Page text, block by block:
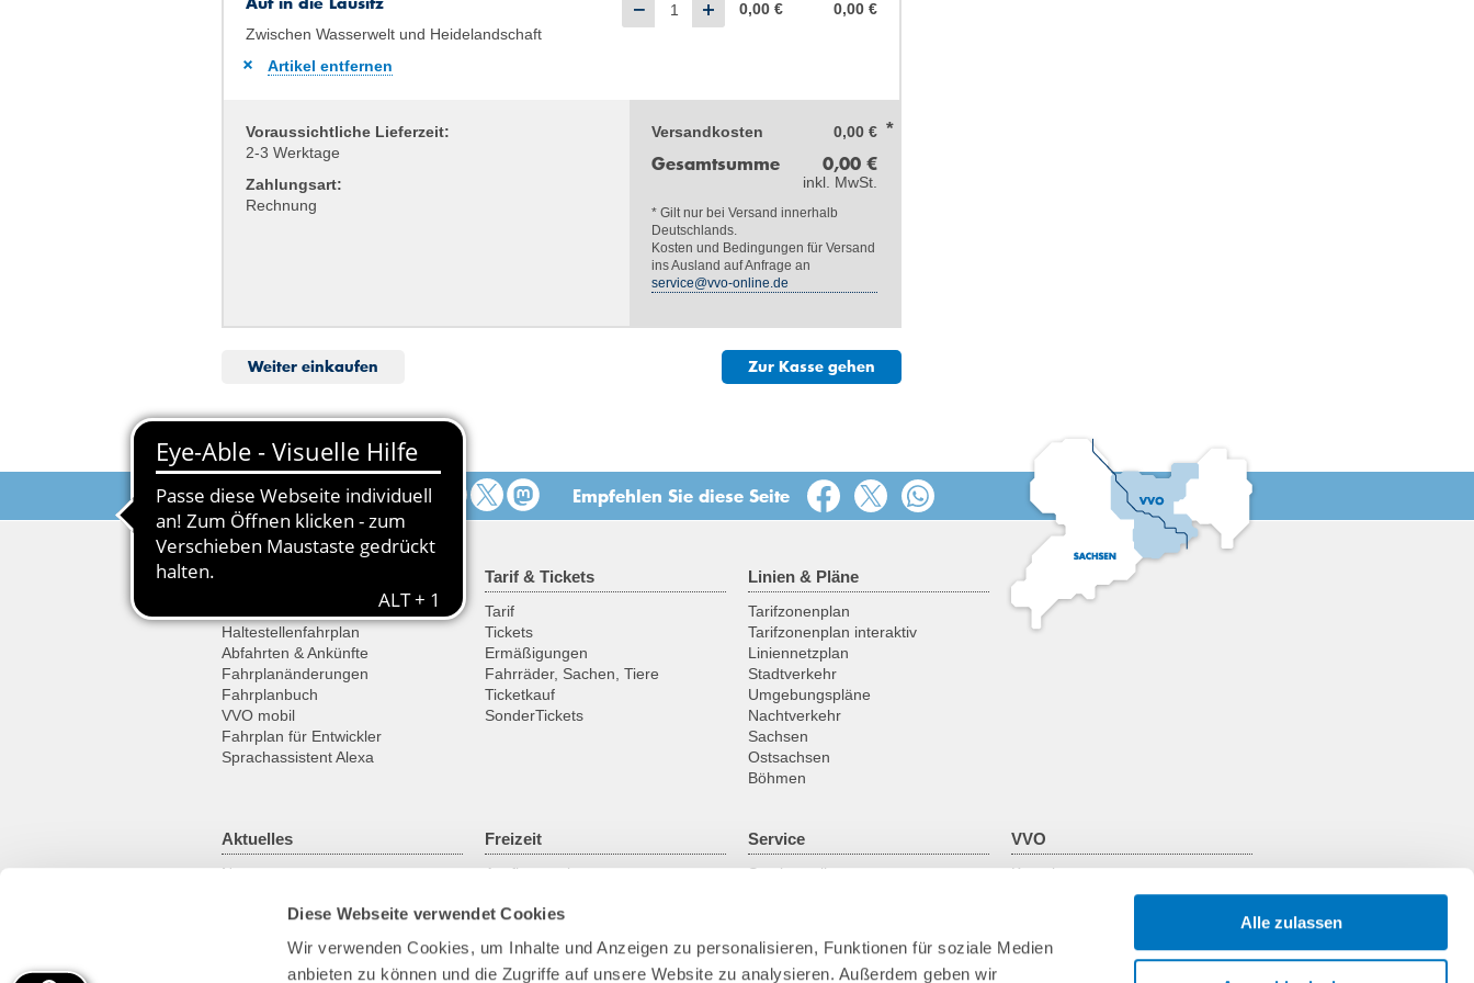
Diese Webseite verwendet Cookies
Wir verwenden Cookies, um Inhalte und Anzeigen zu personalisieren, Funktionen für soziale Medien
anbieten zu können und die Zugriffe auf unsere Website zu analysieren. Außerdem geben wir
Alle zulassen
Zwischen Wasserwelt und Heidelandschaft
Artikel entfernen
0,00 € 0,00 €
Voraussichtliche Lieferzeit:
2-3 Werktage
Zahlungsart:
Rechnung
Versandkosten
Gesamtsumme
0,00 €
0,00 €
inkl. MwSt.
* Gilt nur bei Versand innerhalb
Deutschlands.
Kosten und Bedingungen für Versand
ins Ausland auf Anfrage an
service@vvo-online.de
Weiter einkaufen Zur Kasse gehen
Folgen Sie uns Empfehlen Sie diese Seite
Haltestellenfahrplan
Abfahrten & Ankünfte
Fahrplanänderungen
Fahrplanbuch
VVO mobil
Fahrplan für Entwickler
Sprachassistent Alexa
Tarif & Tickets
Tarif
Tickets
Ermäßigungen
Fahrräder, Sachen, Tiere
Ticketkauf
SonderTickets
Linien & Pläne
Tarifzonenplan
Tarifzonenplan interaktiv
Liniennetzplan
Stadtverkehr
Umgebungspläne
Nachtverkehr
Sachsen
Ostsachsen
Böhmen
Aktuelles
News
Kundenmagazin
Freizeit
Ausflugsregionen
Historische Fahrzeuge
Service
Servicestellen
Downloads
Fundsachen
VVO
Kontakt
VVO-Team